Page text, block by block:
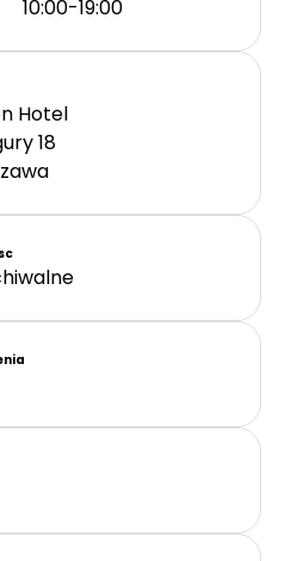
10:00-19:00
Hotel
18